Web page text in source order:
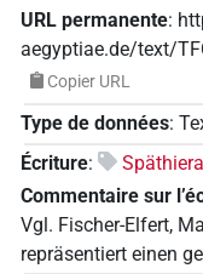
URL permanente:
aegyptiae.de/text/
Copier URL
Type de données:
Écriture:
Commentaire sur
Vgl. Fischer-Elfert,
repräsentiert einen